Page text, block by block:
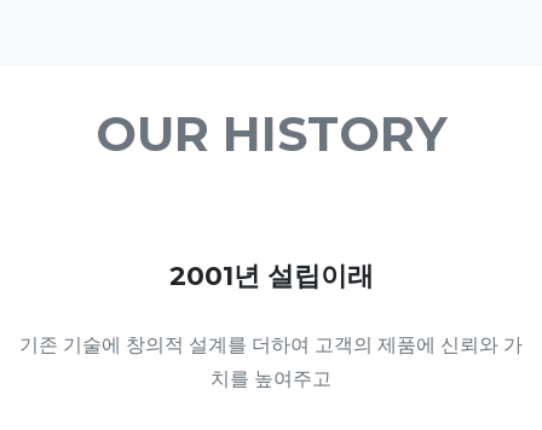
OUR HISTORY
2001년 설립이래
기존 기술에 창의적 설계를 더하여 고객의 제품에 신뢰와 가
치를 높여주고